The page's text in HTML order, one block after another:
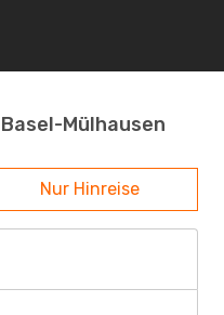
Mülhausen
Nur Hinreise